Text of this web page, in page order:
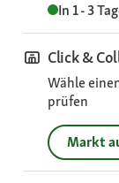
In 1 - 3
Click &
Wähle
prüfen
Markt